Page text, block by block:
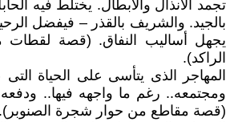
تجمد الأنذال والأبطال. يختلط فيه
بالجيد. والشريف بالقذر – فيفضل
يجهل أساليب النفاق. (قصة
الراكد).
المهاجر الذى يتأسى على الحياة
ومجتمعه.. رغم ما واجهه فيها.. ودفعه
(قصة مقاطع من حوار شجرة الصنوبر).